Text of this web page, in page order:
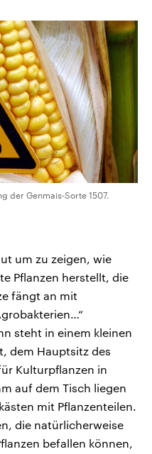
der Genmais-Sorte 1507.
um zu zeigen, wie
Pflanzen herstellt, die
fängt an mit
steht in einem kleinen
dem Hauptsitz des
Kulturpflanzen in
auf dem Tisch liegen
mit Pflanzenteilen.
die natürlicherweise
befallen können,